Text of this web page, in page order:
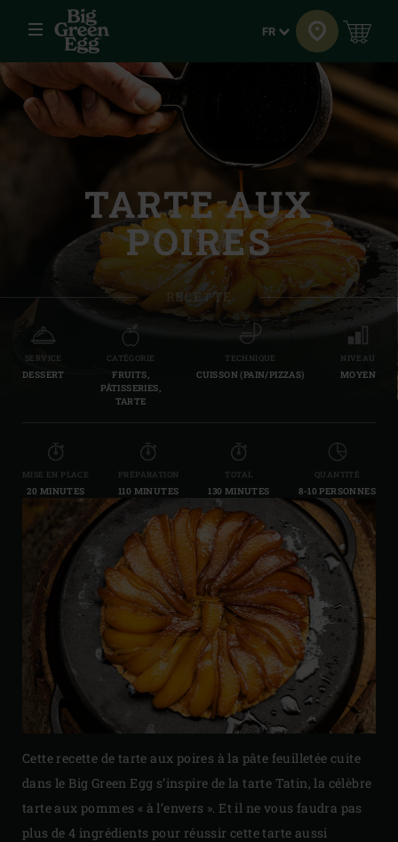
Menu Langue
FR
TARTE AUX
POIRES
RECETTE
SERVICE
DESSERT
CATÉGORIE
FRUITS,
PÂTISSERIES,
TARTE
TECHNIQUE
CUISSON (PAIN/PIZZAS)
NIVEAU
MOYEN
MISE EN PLACE
20 MINUTES
PRÉPARATION
110 MINUTES
TOTAL
130 MINUTES
QUANTITÉ
8-10 PERSONNES
Cette recette de tarte aux poires à la pâte feuilletée cuite
dans le Big Green Egg s’inspire de la tarte Tatin, la célèbre
tarte aux pommes « à l’envers ». Et il ne vous faudra pas
plus de 4 ingrédients pour réussir cette tarte aussi